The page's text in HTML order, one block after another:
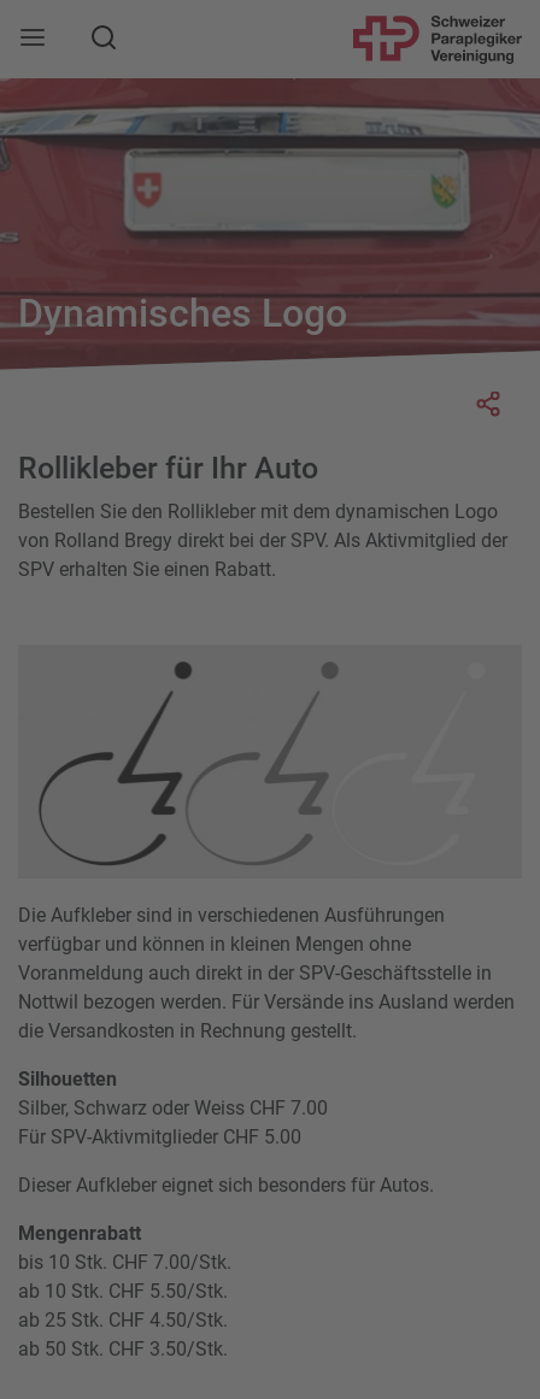
Mobile Navigation öffnen
Suche
Dynamisches Logo
Rollikleber für Ihr Auto
Bestellen Sie den Rollikleber mit dem dynamischen Logo
von Rolland Bregy direkt bei der SPV. Als Aktivmitglied der
SPV erhalten Sie einen Rabatt.
Die Aufkleber sind in verschiedenen Ausführungen
verfügbar und können in kleinen Mengen ohne
Voranmeldung auch direkt in der SPV-Geschäftsstelle in
Nottwil bezogen werden. Für Versände ins Ausland werden
die Versandkosten in Rechnung gestellt.
Silhouetten
Silber, Schwarz oder Weiss CHF 7.00
Für SPV-Aktivmitglieder CHF 5.00
Dieser Aufkleber eignet sich besonders für Autos.
Mengenrabatt
bis 10 Stk. CHF 7.00/Stk.
ab 10 Stk. CHF 5.50/Stk.
ab 25 Stk. CHF 4.50/Stk.
ab 50 Stk. CHF 3.50/Stk.